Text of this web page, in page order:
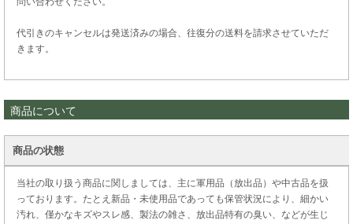
代引きのキャンセルは発送済みの場合、往復分の送料を請求させていただ
きます。
商品について
商品の状態
当社の取り扱う商品に関しましては、主に軍用品（放出品）や中古品を扱
っております。たとえ新品・未使用品であっても保管状況により、細かい
汚れ、僅かなキズやスレ感、製法の雑さ、放出品特有の臭い、などが生じ